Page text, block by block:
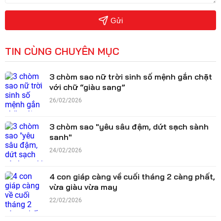
Gửi
TIN CÙNG CHUYÊN MỤC
3 chòm sao nữ trời sinh số mệnh gắn chặt
với chữ “giàu sang”
26/02/2026
3 chòm sao "yêu sâu đậm, dứt sạch sành
sanh"
24/02/2026
4 con giáp càng về cuối tháng 2 càng phất,
vừa giàu vừa may
22/02/2026